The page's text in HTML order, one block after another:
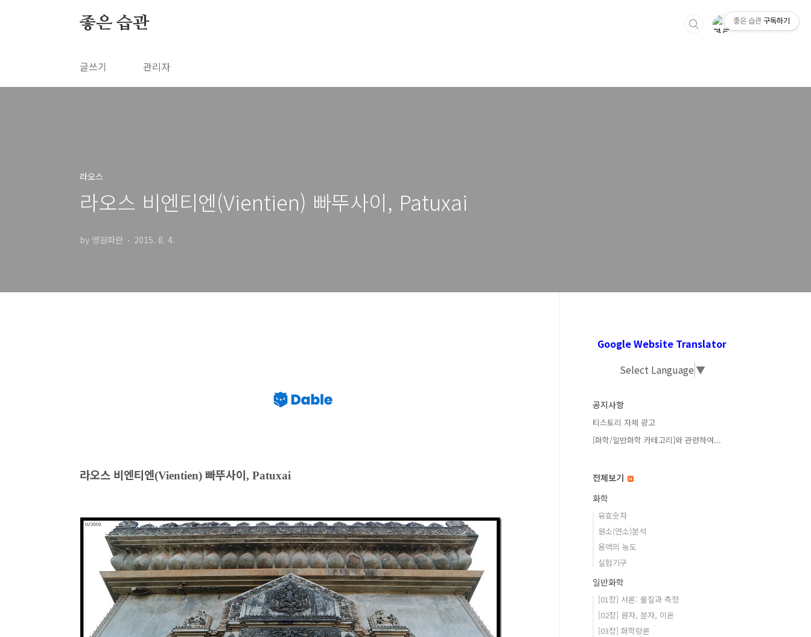
좋은 습관
글쓰기 관리자
라오스
라오스 비엔티엔(Vientien) 빠뚜사이, Patuxai
by 영원파란 2015. 8. 4.
라오스 비엔티엔(Vientien) 빠뚜사이, Patuxai
Google Website Translator
Select Language▼
공지사항
티스토리 자체 광고
[화학/일반화학 카테고리]와 관련하여...
전체보기
화학
유효숫자
원소(연소)분석
용액의 농도
실험기구
일반화학
[01장] 서론: 물질과 측정
[02장] 원자, 분자, 이온
[03장] 화학량론
좋은 습관 구독하기